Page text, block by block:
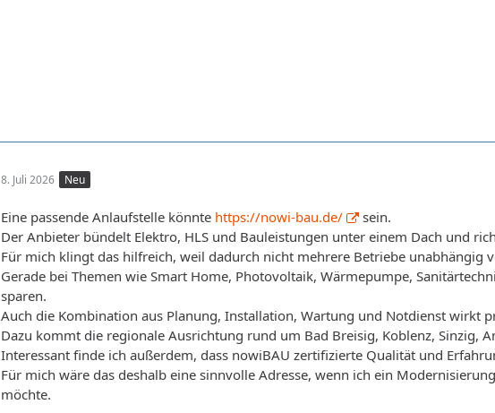
8. Juli 2026 Neu
Eine passende Anlaufstelle könnte https://nowi-bau.de/
sein.
Der Anbieter bündelt Elektro, HLS und Bauleistungen unter einem Dach und
Für mich klingt das hilfreich, weil dadurch nicht mehrere Betriebe unabhängig
Gerade bei Themen wie Smart Home, Photovoltaik, Wärmepumpe,
sparen.
Auch die Kombination aus Planung, Installation, Wartung und Notdienst wirkt
Dazu kommt die regionale Ausrichtung rund um Bad Breisig, Koblenz, Sinzig,
Interessant finde ich außerdem, dass nowiBAU zertifizierte Qualität und
Für mich wäre das deshalb eine sinnvolle Adresse, wenn ich ein
möchte.